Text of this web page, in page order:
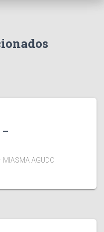
–
MIASMA AGUDO